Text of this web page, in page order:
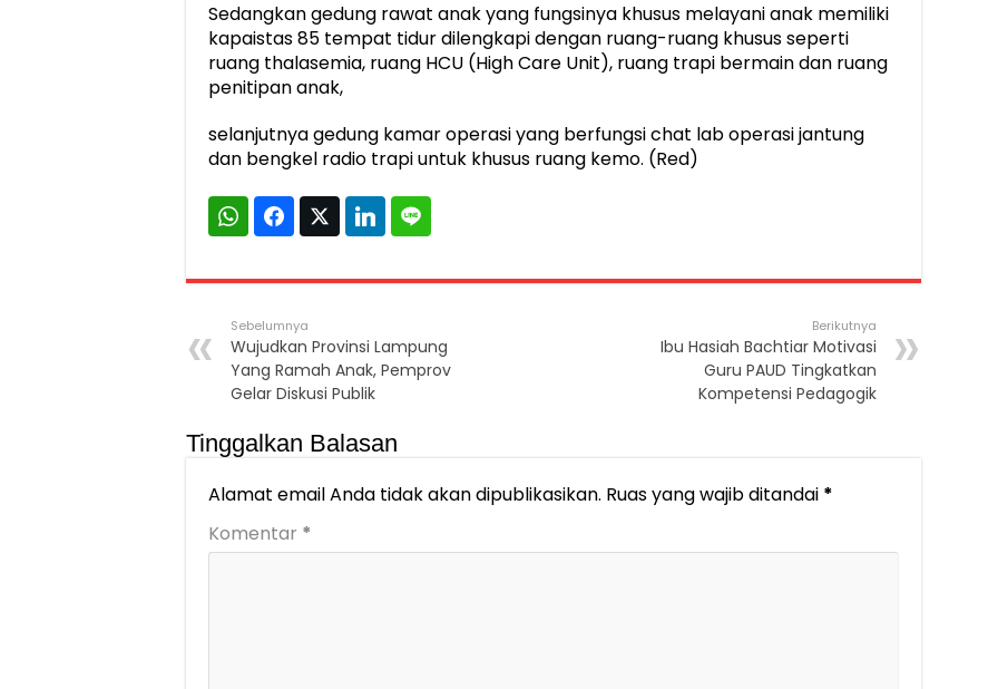
Sedangkan gedung rawat anak yang fungsinya khusus melayani anak memiliki
kapaistas 85 tempat tidur dilengkapi dengan ruang-ruang khusus seperti
ruang thalasemia, ruang HCU (High Care Unit), ruang trapi bermain dan ruang
penitipan anak,
selanjutnya gedung kamar operasi yang berfungsi chat lab operasi jantung
dan bengkel radio trapi untuk khusus ruang kemo. (Red)
Sebelumnya
Wujudkan Provinsi Lampung
Yang Ramah Anak, Pemprov
Gelar Diskusi Publik
Berikutnya
Ibu Hasiah Bachtiar Motivasi
Guru PAUD Tingkatkan
Kompetensi Pedagogik
Tinggalkan Balasan
Alamat email Anda tidak akan dipublikasikan. Ruas yang wajib ditandai *
Komentar *